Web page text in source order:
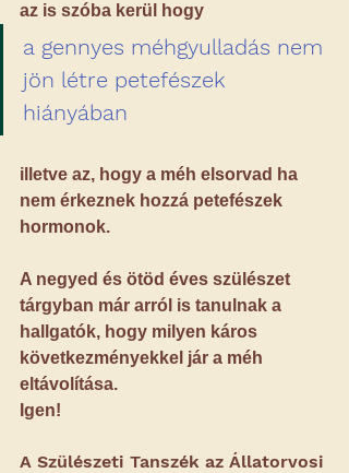
az is szóba kerül hogy
a gennyes méhgyulladás nem
jön létre petefészek
hiányában
illetve az, hogy a méh elsorvad ha
nem érkeznek hozzá petefészek
hormonok.
A negyed és ötöd éves szülészet
tárgyban már arról is tanulnak a
hallgatók, hogy milyen káros
következményekkel jár a méh
eltávolítása.
Igen!
A Szülészeti Tanszék az Állatorvosi